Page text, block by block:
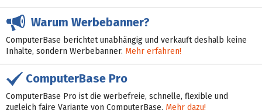
Warum Werbebanner?
ComputerBase berichtet unabhängig und verkauft deshalb keine
Inhalte, sondern Werbebanner. Mehr erfahren!
ComputerBase Pro
ComputerBase Pro ist die werbefreie, schnelle, flexible und
zugleich faire Variante von ComputerBase. Mehr dazu!